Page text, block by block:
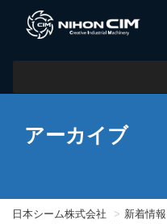
アーカイブ
日本シーム株式会社
新着情報